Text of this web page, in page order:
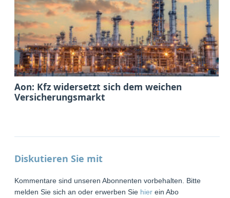
Aon: Kfz widersetzt sich dem weichen
Versicherungsmarkt
Diskutieren Sie mit
Kommentare sind unseren Abonnenten vorbehalten. Bitte
melden Sie sich an oder erwerben Sie hier ein Abo